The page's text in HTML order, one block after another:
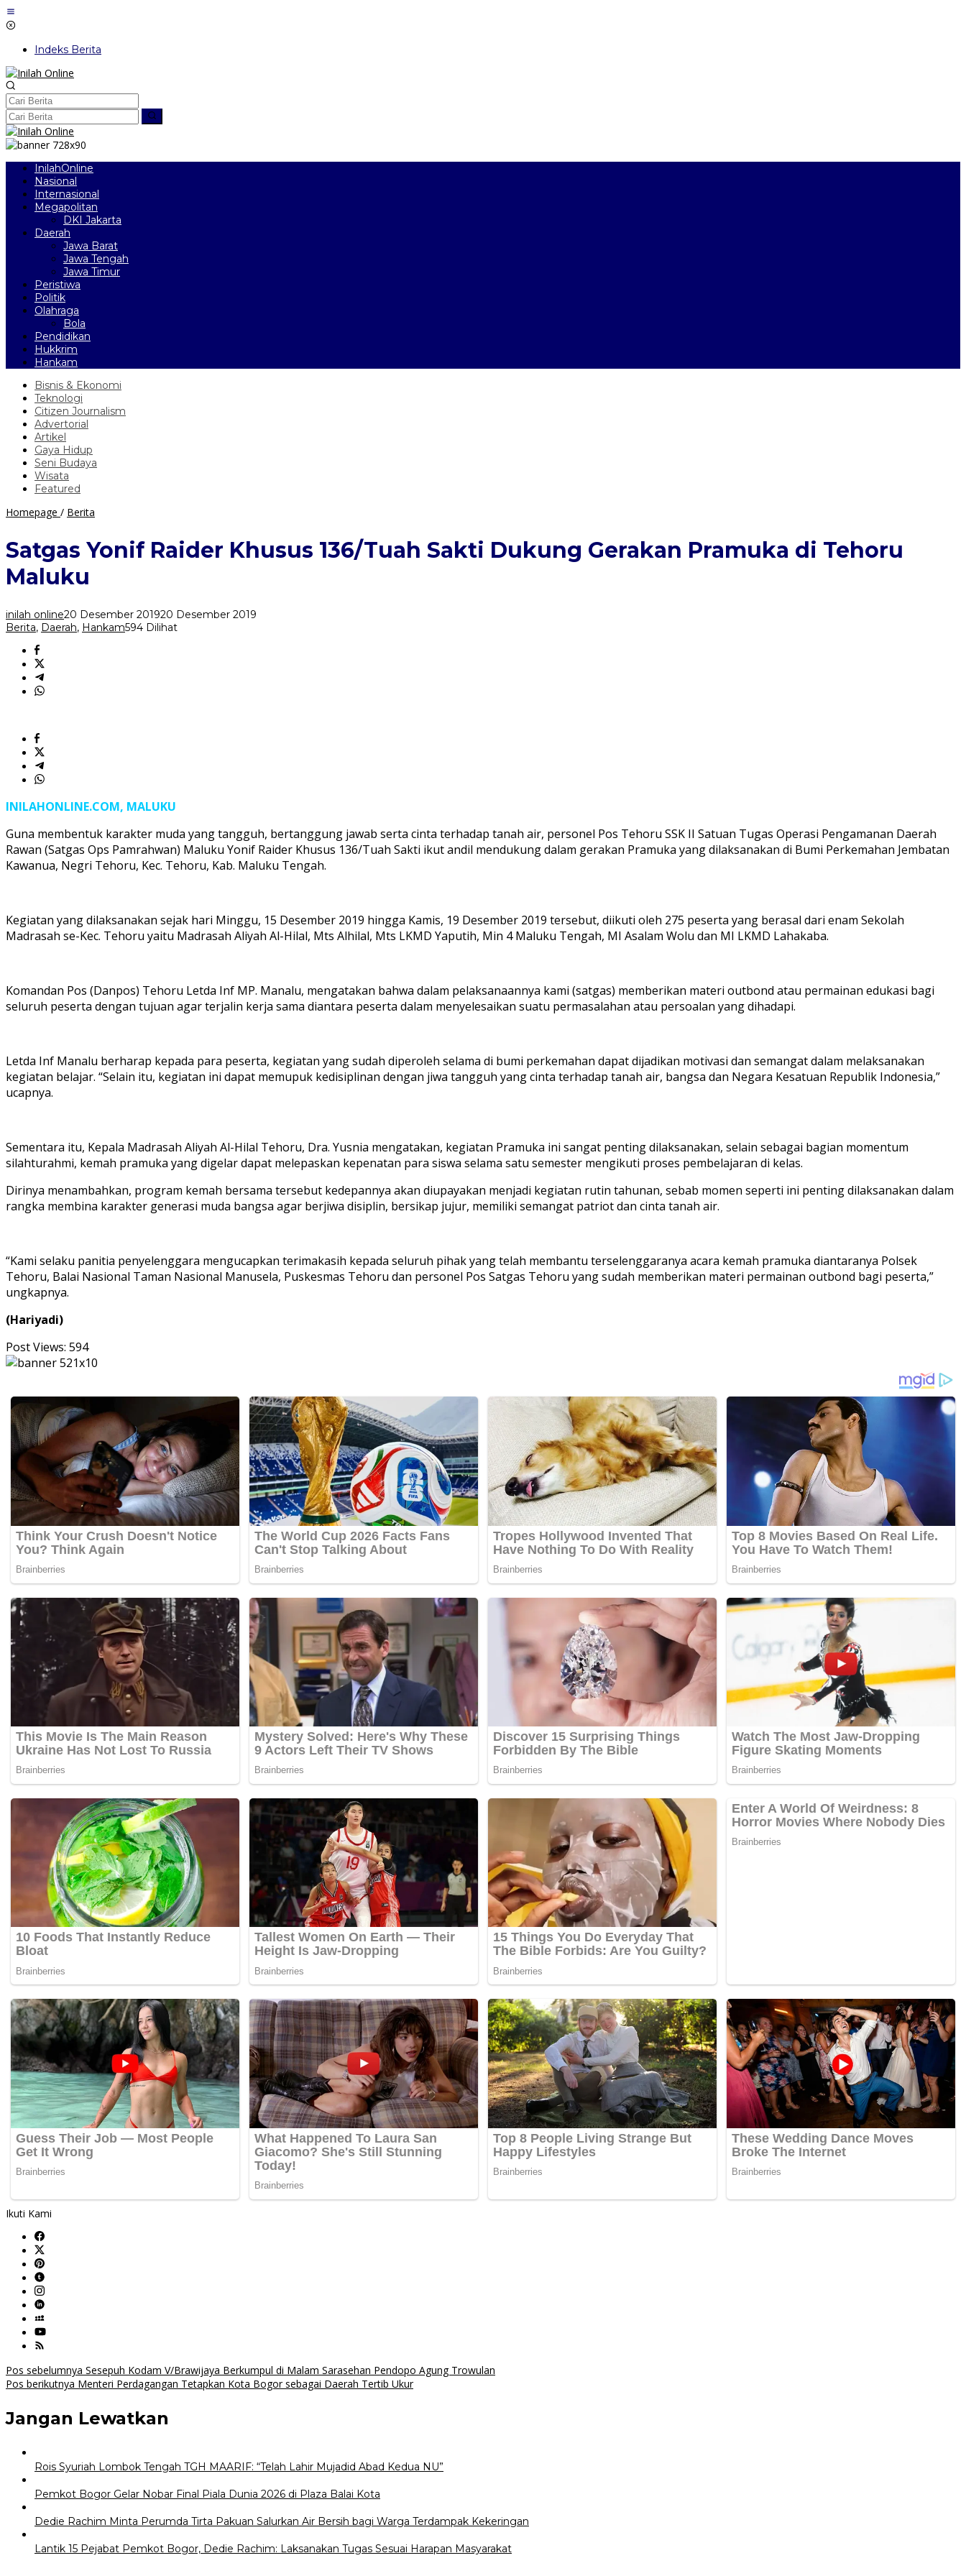
Lewati
ke
Indeks Berita
InilahOnline
Nasional
Internasional
Megapolitan
DKI Jakarta
Daerah
Jawa Barat
Jawa Tengah
Jawa Timur
Peristiwa
Politik
Olahraga
Bola
Pendidikan
Hukkrim
Hankam
Bisnis & Ekonomi
Teknologi
Citizen Journalism
Advertorial
Artikel
Gaya Hidup
Seni Budaya
Wisata
Featured
Homepage / Berita
Raider
Khusus
Gerakan
Pramuka
di
Satgas Yonif Raider Khusus 136/Tuah Sakti Dukung Gerakan Pramuka di Tehoru
Maluku
inilah online20 Desember 201920 Desember 2019
Berita, Daerah, Hankam594 Dilihat
INILAHONLINE.COM, MALUKU
Guna membentuk karakter muda yang tangguh, bertanggung jawab serta cinta terhadap tanah air, personel Pos Tehoru SSK II Satuan Tugas Operasi Pengamanan Daerah
Rawan (Satgas Ops Pamrahwan) Maluku Yonif Raider Khusus 136/Tuah Sakti ikut andil mendukung dalam gerakan Pramuka yang dilaksanakan di Bumi Perkemahan Jembatan
Kawanua, Negri Tehoru, Kec. Tehoru, Kab. Maluku Tengah.
Kegiatan yang dilaksanakan sejak hari Minggu, 15 Desember 2019 hingga Kamis, 19 Desember 2019 tersebut, diikuti oleh 275 peserta yang berasal dari enam Sekolah
Madrasah se-Kec. Tehoru yaitu Madrasah Aliyah Al-Hilal, Mts Alhilal, Mts LKMD Yaputih, Min 4 Maluku Tengah, MI Asalam Wolu dan MI LKMD Lahakaba.
Komandan Pos (Danpos) Tehoru Letda Inf MP. Manalu, mengatakan bahwa dalam pelaksanaannya kami (satgas) memberikan materi outbond atau permainan edukasi bagi
seluruh peserta dengan tujuan agar terjalin kerja sama diantara peserta dalam menyelesaikan suatu permasalahan atau persoalan yang dihadapi.
Letda Inf Manalu berharap kepada para peserta, kegiatan yang sudah diperoleh selama di bumi perkemahan dapat dijadikan motivasi dan semangat dalam melaksanakan
kegiatan belajar. “Selain itu, kegiatan ini dapat memupuk kedisiplinan dengan jiwa tangguh yang cinta terhadap tanah air, bangsa dan Negara Kesatuan Republik Indonesia,”
ucapnya.
Sementara itu, Kepala Madrasah Aliyah Al-Hilal Tehoru, Dra. Yusnia mengatakan, kegiatan Pramuka ini sangat penting dilaksanakan, selain sebagai bagian momentum
silahturahmi, kemah pramuka yang digelar dapat melepaskan kepenatan para siswa selama satu semester mengikuti proses pembelajaran di kelas.
Dirinya menambahkan, program kemah bersama tersebut kedepannya akan diupayakan menjadi kegiatan rutin tahunan, sebab momen seperti ini penting dilaksanakan dalam
rangka membina karakter generasi muda bangsa agar berjiwa disiplin, bersikap jujur, memiliki semangat patriot dan cinta tanah air.
“Kami selaku panitia penyelenggara mengucapkan terimakasih kepada seluruh pihak yang telah membantu terselenggaranya acara kemah pramuka diantaranya Polsek
Tehoru, Balai Nasional Taman Nasional Manusela, Puskesmas Tehoru dan personel Pos Satgas Tehoru yang sudah memberikan materi permainan outbond bagi peserta,”
ungkapnya.
(Hariyadi)
Post Views: 594
Ikuti Kami
Navigasi
pos
Pos sebelumnya Sesepuh Kodam V/Brawijaya Berkumpul di Malam Sarasehan Pendopo Agung Trowulan
Pos berikutnya Menteri Perdagangan Tetapkan Kota Bogor sebagai Daerah Tertib Ukur
Jangan Lewatkan
Rois Syuriah Lombok Tengah TGH MAARIF: “Telah Lahir Mujadid Abad Kedua NU”
Pemkot Bogor Gelar Nobar Final Piala Dunia 2026 di Plaza Balai Kota
Dedie Rachim Minta Perumda Tirta Pakuan Salurkan Air Bersih bagi Warga Terdampak Kekeringan
Lantik 15 Pejabat Pemkot Bogor, Dedie Rachim: Laksanakan Tugas Sesuai Harapan Masyarakat